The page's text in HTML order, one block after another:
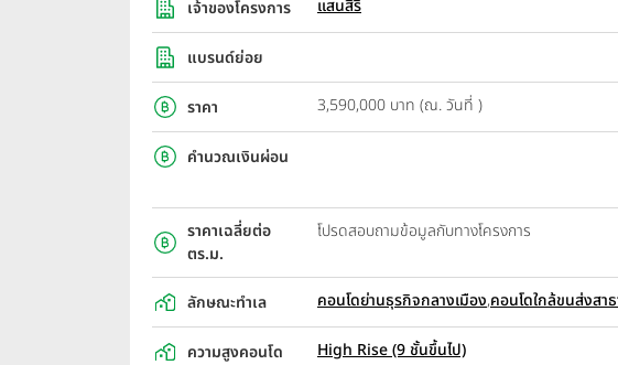
เจ้าของโครงการ แสนสิริ
แบรนด์ย่อย
ราคา 3,590,000 บาท (ณ. วันที่ )
คำนวณเงินผ่อน
ราคาเฉลี่ยต่อ
ตร.ม.
โปรดสอบถามข้อมูลกับทางโครงการ
ลักษณะทำเล คอนโดย่านธุรกิจกลางเมือง,คอนโดใกล้ขนส่งสา
ความสูงคอนโด High Rise (9 ชั้นขึ้นไป)